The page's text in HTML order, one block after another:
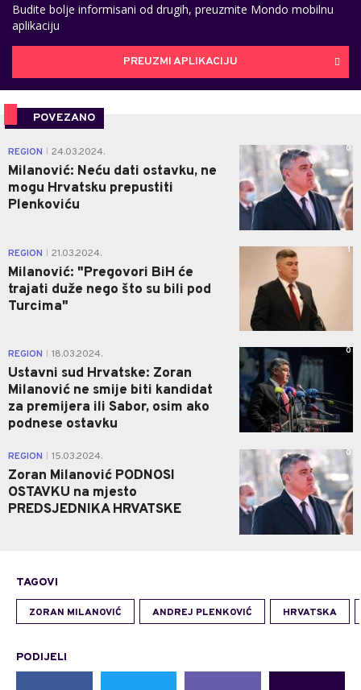
Budite bolje informisani od drugih, preuzmite Mondo mobilnu
aplikaciju
PREUZMI APLIKACIJU
POVEZANO
REGION 24.03.2024.
Milanović: Neću dati ostavku, ne
mogu Hrvatsku prepustiti
Plenkoviću
0
REGION 21.03.2024.
Milanović: "Pregovori BiH će
trajati duže nego što su bili pod
Turcima"
1
REGION 18.03.2024.
Ustavni sud Hrvatske: Zoran
Milanović ne smije biti kandidat
za premijera ili Sabor, osim ako
podnese ostavku
0
REGION 15.03.2024.
Zoran Milanović PODNOSI
OSTAVKU na mjesto
PREDSJEDNIKA HRVATSKE
0
TAGOVI
ZORAN MILANOVIĆ ANDREJ PLENKOVIĆ HRVATSKA
PODIJELI